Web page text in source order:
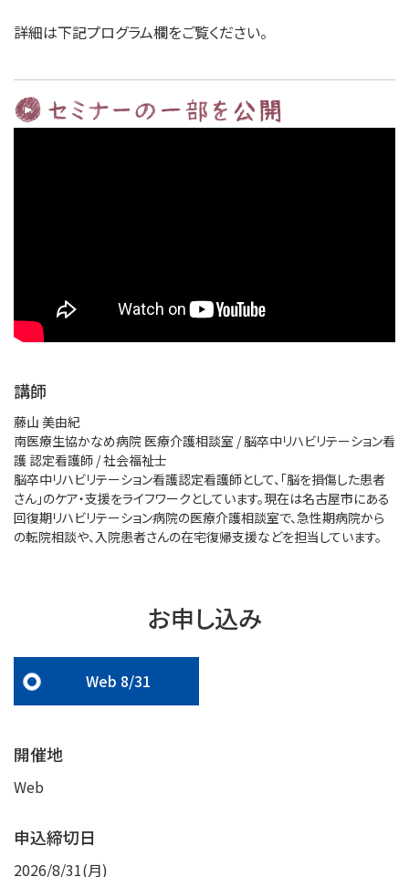
詳細は下記プログラム欄をご覧ください。
講師
藤山 美由紀
南医療生協かなめ病院 医療介護相談室 / 脳卒中リハビリテーション看
護 認定看護師 / 社会福祉士
脳卒中リハビリテーション看護認定看護師として、「脳を損傷した患者
さん」のケア・支援をライフワークとしています。現在は名古屋市にある
回復期リハビリテーション病院の医療介護相談室で、急性期病院から
の転院相談や、入院患者さんの在宅復帰支援などを担当しています。
お申し込み
Web 8/31
開催地
Web
申込締切日
2026/8/31(月)